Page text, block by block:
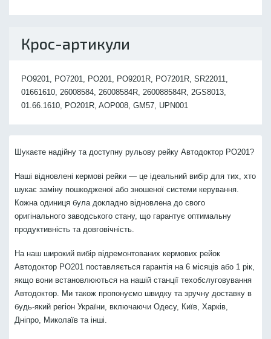
Крос-артикули
PO9201, PO7201, PO201, PO9201R, PO7201R, SR22011,
01661610, 26008584, 26008584R, 260088584R, 2GS8013,
01.66.1610, PO201R, AOP008, GM57, UPN001
Шукаєте надійну та доступну рульову рейку Автодоктор PO201?
Наші відновлені кермові рейки — це ідеальний вибір для тих, хто
шукає заміну пошкодженої або зношеної системи керування.
Кожна одиниця була докладно відновлена до свого
оригінального заводського стану, що гарантує оптимальну
продуктивність та довговічність.
На наш широкий вибір відремонтованих кермових рейок
Автодоктор PO201 поставляється гарантія на 6 місяців або 1 рік,
якщо вони встановлюються на нашій станції техобслуговування
Автодоктор. Ми також пропонуємо швидку та зручну доставку в
будь-який регіон України, включаючи Одесу, Київ, Харків,
Дніпро, Миколаїв та інші.